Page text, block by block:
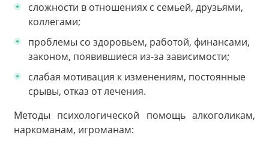
сложности в отношениях с семьей, друзьями,
коллегами;
проблемы со здоровьем, работой, финансами,
законом, появившиеся из-за зависимости;
слабая мотивация к изменениям, постоянные
срывы, отказ от лечения.
Методы психологической помощь алкоголикам,
наркоманам, игроманам: